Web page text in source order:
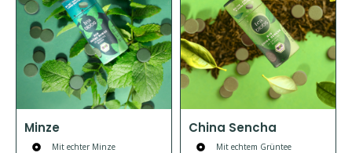
Minze
Mit echter Minze
China Sencha
Mit echtem Grüntee